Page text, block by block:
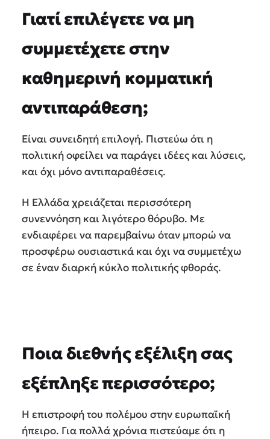
Γιατί επιλέγετε να μη
συμμετέχετε στην
καθημερινή κομματική
αντιπαράθεση;
Είναι συνειδητή επιλογή. Πιστεύω ότι η
πολιτική οφείλει να παράγει ιδέες και λύσεις,
και όχι μόνο αντιπαραθέσεις.
Η Ελλάδα χρειάζεται περισσότερη
συνεννόηση και λιγότερο θόρυβο. Με
ενδιαφέρει να παρεμβαίνω όταν μπορώ να
προσφέρω ουσιαστικά και όχι να συμμετέχω
σε έναν διαρκή κύκλο πολιτικής φθοράς.
Ποια διεθνής εξέλιξη σας
εξέπληξε περισσότερο;
Η επιστροφή του πολέμου στην ευρωπαϊκή
ήπειρο. Για πολλά χρόνια πιστεύαμε ότι η